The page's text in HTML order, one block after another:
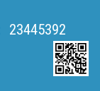
23445392